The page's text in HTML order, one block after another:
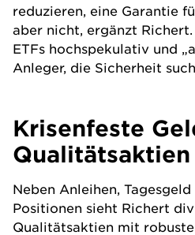
reduzieren, eine Garantie
aber nicht, ergänzt
ETFs hochspekulativ und
Anleger, die Sicherheit
Krisenfeste
Neben Anleihen,
Positionen sieht Richert
Qualitätsaktien mit